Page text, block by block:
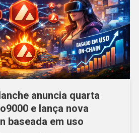
anuncia quarta
e lança nova
baseada em uso